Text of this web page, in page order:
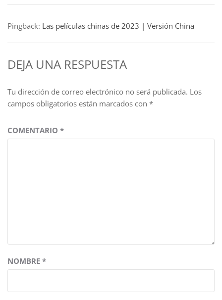
Pingback: Las películas chinas de 2023 | Versión China
DEJA UNA RESPUESTA
Tu dirección de correo electrónico no será publicada. Los
campos obligatorios están marcados con *
COMENTARIO *
NOMBRE *